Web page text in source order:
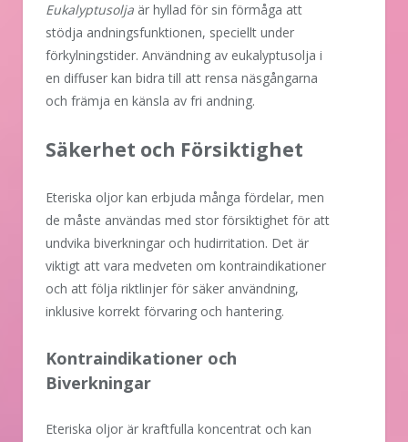
Eukalyptusolja är hyllad för sin förmåga att
stödja andningsfunktionen, speciellt under
förkylningstider. Användning av eukalyptusolja i
en diffuser kan bidra till att rensa näsgångarna
och främja en känsla av fri andning.
Säkerhet och Försiktighet
Eteriska oljor kan erbjuda många fördelar, men
de måste användas med stor försiktighet för att
undvika biverkningar och hudirritation. Det är
viktigt att vara medveten om kontraindikationer
och att följa riktlinjer för säker användning,
inklusive korrekt förvaring och hantering.
Kontraindikationer och
Biverkningar
Eteriska oljor är kraftfulla koncentrat och kan